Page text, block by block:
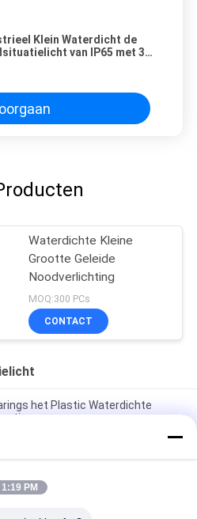
Klein Waterdicht de
van IP65 met 3
Waterdichte Kleine
Grootte Geleide
Noodverlichting
MOQ:300 PCs
CONTACT
het Plastic Waterdichte
met 3 jaar garantie en
Batterij LED Oplaadbare
1:19 PM